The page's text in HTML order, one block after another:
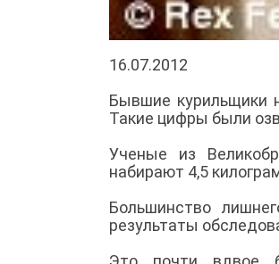
16.07.2012
Бывшие курильщики
Такие цифры были
Ученые из
набирают 4,5
Большинство
результаты